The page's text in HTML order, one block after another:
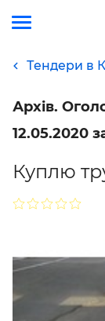
Тендери в
Архів.
12.05.2020
Куплю